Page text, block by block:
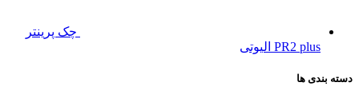
چک پرینتر
PR2 plus الیوتی
دسته بندی ها